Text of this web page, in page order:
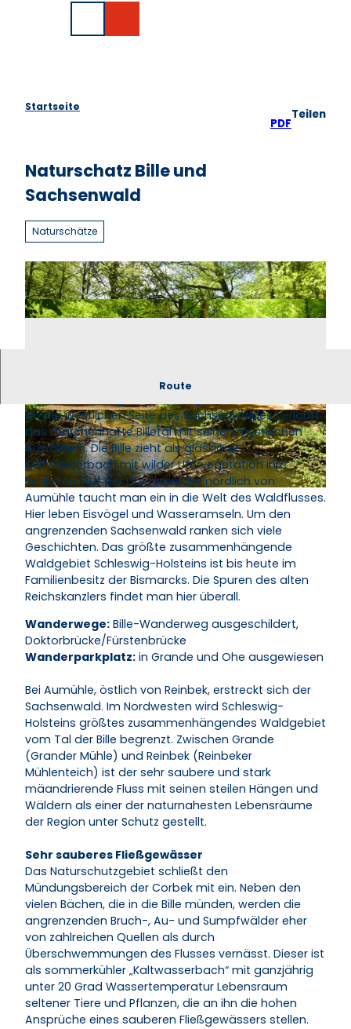
Startseite
PDF
Teilen
Naturschatz Bille und
Sachsenwald
Naturschätze
© Natascha Pätzold / HLMS GmbH |CC-BY-SA
© Natascha Pätzold / HLMS GmbH |
CC-BY-SA
© Natascha Pätzold / HLMS GmbH |
CC-BY-SA
Route
Schleswig-Holsteins größtest
An der westlichen Seite des Sachsenwaldes verläuft
das märchenhafte Billetal mit seinen mystischen
Auwäldern. Die Bille zieht als glasklarer
Kaltwasserbach mit wilder Ufervegetation ihre
Schleifen. Auf der Doktorbrücke nördlich von
Aumühle taucht man ein in die Welt des Waldflusses.
Hier leben Eisvögel und Wasseramseln. Um den
angrenzenden Sachsenwald ranken sich viele
Geschichten. Das größte zusammenhängende
Waldgebiet Schleswig-Holsteins ist bis heute im
Familienbesitz der Bismarcks. Die Spuren des alten
Reichskanzlers findet man hier überall.
Wanderwege: Bille-Wanderweg ausgeschildert,
Doktorbrücke/Fürstenbrücke
Wanderparkplatz: in Grande und Ohe ausgewiesen
Bei Aumühle, östlich von Reinbek, erstreckt sich der
Sachsenwald. Im Nordwesten wird Schleswig-
Holsteins größtes zusammenhängendes Waldgebiet
vom Tal der Bille begrenzt. Zwischen Grande
(Grander Mühle) und Reinbek (Reinbeker
Mühlenteich) ist der sehr saubere und stark
mäandrierende Fluss mit seinen steilen Hängen und
Wäldern als einer der naturnahesten Lebensräume
der Region unter Schutz gestellt.
Sehr sauberes Fließgewässer
Das Naturschutzgebiet schließt den
Mündungsbereich der Corbek mit ein. Neben den
vielen Bächen, die in die Bille münden, werden die
angrenzenden Bruch-, Au- und Sumpfwälder eher
von zahlreichen Quellen als durch
Überschwemmungen des Flusses vernässt. Dieser ist
als sommerkühler „Kaltwasserbach“ mit ganzjährig
unter 20 Grad Wassertemperatur Lebensraum
seltener Tiere und Pflanzen, die an ihn die hohen
Ansprüche eines sauberen Fließgewässers stellen.